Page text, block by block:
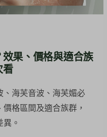
果、價格與適合族
看
海芙音波、海芙媚必
格區間及適合族群，
。